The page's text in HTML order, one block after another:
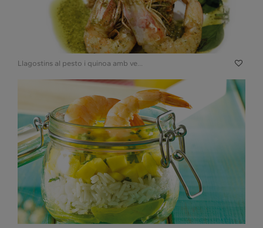
Llagostins al pesto i quinoa amb ve...